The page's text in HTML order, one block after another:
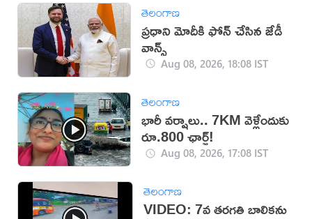
తెలంగాణ
ప్రధాని మోదీకి ఫోన్ చేసిన జేడీ
వాన్స్
Aug 08, 2026, 18:08 IST
తెలంగాణ
భారీ వర్షాలు.. 7KM వెళ్లేందుకు
రూ.800 ఛార్జ్!
Aug 08, 2026, 17:08 IST
తెలంగాణ
VIDEO: 7వ తరగతి బాలికను